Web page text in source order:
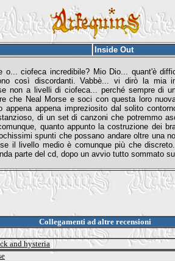
Inside Out
o... ciofeca incredibile? Mio Dio... quant'è
così discordanti. Vabbè... vi dirò la mia
non a livelli di ciofeca... perché sempre di
che Neal Morse e soci con questa loro
appena appena impreziosito dal solito
di un set di canzoni che potremmo
quanto appunto la costruzione dei
spunti che possano andare oltre una
il livello medio è comunque più che
parte del cd, dopo un avvio tutto sommato
Collegamenti ad altre recensioni
and hysteria